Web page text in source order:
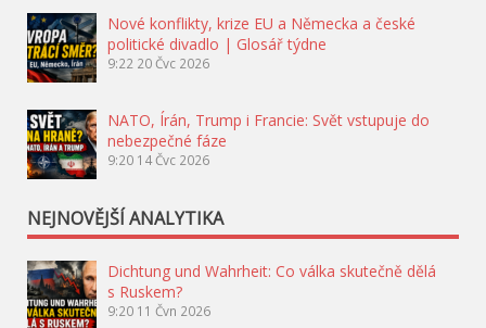
Nové konflikty, krize EU a Německa a české
politické divadlo | Glosář týdne
9:22 20 Čvc 2026
NATO, Írán, Trump i Francie: Svět vstupuje do
nebezpečné fáze
9:20 14 Čvc 2026
NEJNOVĚJŠÍ ANALYTIKA
Dichtung und Wahrheit: Co válka skutečně dělá
s Ruskem?
9:20 11 Čvn 2026